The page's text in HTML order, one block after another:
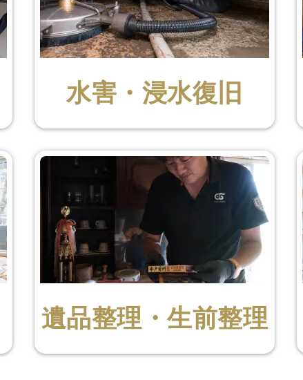
水害・浸水復旧
遺品整理・生前整理